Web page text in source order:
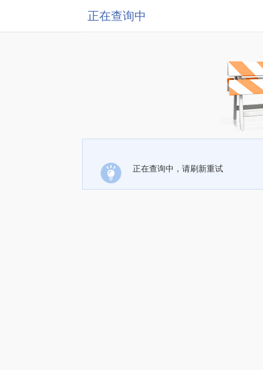
正在查询中
正在查询中，请刷新重试